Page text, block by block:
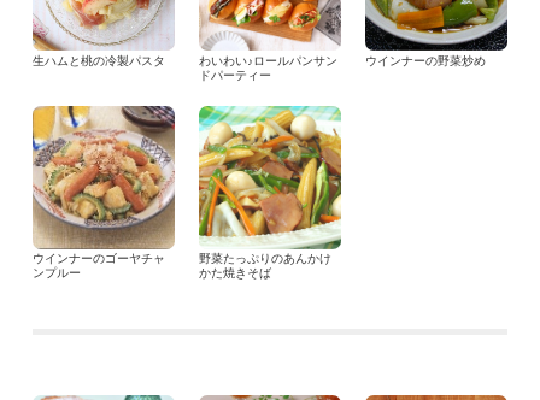
生ハムと桃の冷製パスタ
わいわい♪ロールパンサン
ドパーティー
ウインナーの野菜炒め
ウインナーのゴーヤチャ
ンプルー
野菜たっぷりのあんかけ
かた焼きそば